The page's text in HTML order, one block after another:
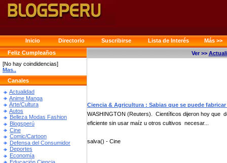
Inicio Directorio Suscribirse Lista de Interés
Más >>
Feliz Cumpleaños
[No hay coindidencias]
Mas..
Canales
Actualidad
Anime Manga
Arte/Cultura
Autos
Belleza Modas Fashion
Blogsperú
Cine
Comic/Cartoon
Defensa del Consumidor
Deportes
Economía
Educación Ciencia
Ver >>
Ciencia & Agricultura : Sabias que se puede
WASHINGTON (Reuters). Científicos dijeron hoy que
eficiente sin usar maíz u otros cultivos necesar...
salva() - Cine